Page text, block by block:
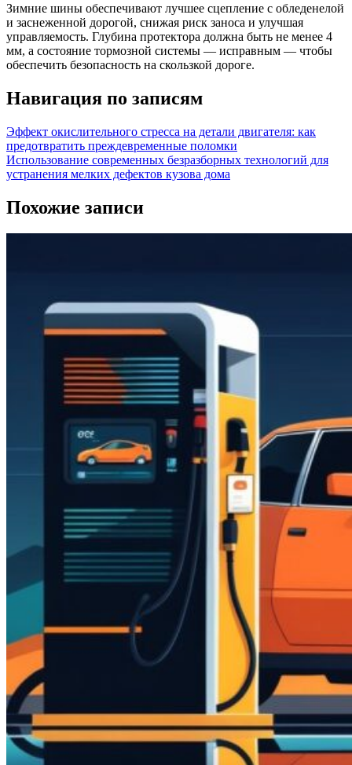
Зимние шины обеспечивают лучшее сцепление с обледенелой
и заснеженной дорогой, снижая риск заноса и улучшая
управляемость. Глубина протектора должна быть не менее 4
мм, а состояние тормозной системы — исправным — чтобы
обеспечить безопасность на скользкой дороге.
Навигация по записям
Эффект окислительного стресса на детали двигателя: как
предотвратить преждевременные поломки
Использование современных безразборных технологий для
устранения мелких дефектов кузова дома
Похожие записи